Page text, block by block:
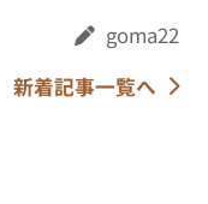
goma22
新着記事一覧へ